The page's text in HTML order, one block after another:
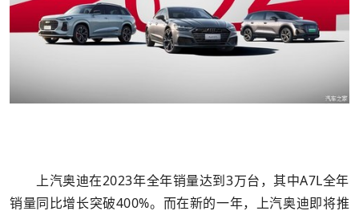
上汽奥迪在2023年全年销量达到3万台，其中A7L全年
销量同比增长突破400%。而在新的一年，上汽奥迪即将推